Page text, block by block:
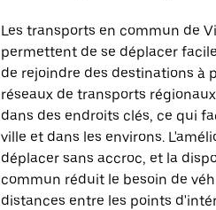
Les transports en commun de
permettent de se déplacer
de rejoindre des destinations à
réseaux de transports
dans des endroits clés, ce qui
ville et dans les environs.
déplacer sans accroc, et la
commun réduit le besoin de
distances entre les points